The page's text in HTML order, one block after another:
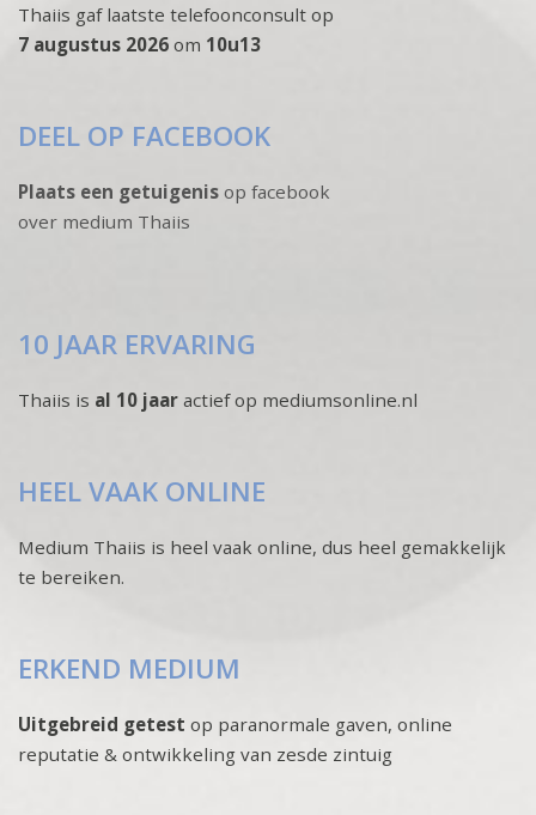
Thaiis gaf laatste telefoonconsult op
7 augustus 2026 om 10u13
DEEL OP FACEBOOK
Plaats een getuigenis op facebook
over medium Thaiis
10 JAAR ERVARING
Thaiis is al 10 jaar actief op mediumsonline.nl
HEEL VAAK ONLINE
Medium Thaiis is heel vaak online, dus heel gemakkelijk
te bereiken.
ERKEND MEDIUM
Uitgebreid getest op paranormale gaven, online
reputatie & ontwikkeling van zesde zintuig